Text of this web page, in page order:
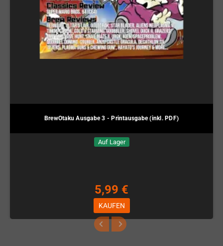
BrewOtaku Ausgabe 3 - Printausgabe (inkl. PDF)
Auf Lager
5,99 €
KAUFEN